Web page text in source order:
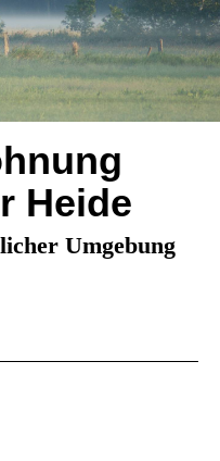
Heide
Umgebung